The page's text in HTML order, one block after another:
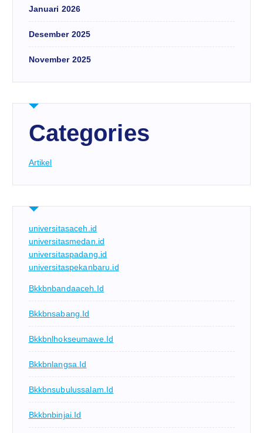
Januari 2026
Desember 2025
November 2025
Categories
Artikel
universitasaceh.id
universitasmedan.id
universitaspadang.id
universitaspekanbaru.id
Bkkbnbandaaceh.id
Bkkbnsabang.id
Bkkbnlhokseumawe.id
Bkkbnlangsa.id
Bkkbnsubulussalam.id
Bkkbnbinjai.id